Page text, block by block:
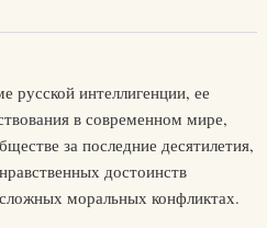
русской интеллигенции, ее
в современном мире,
за последние десятилетия,
достоинств
моральных конфликтах.